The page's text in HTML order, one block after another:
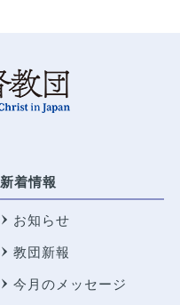
新着情報
お知らせ
教団新報
今月のメッセージ